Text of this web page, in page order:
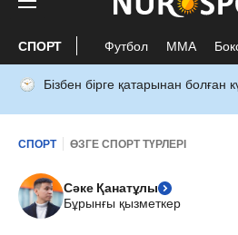
СПОРТ Футбол ММА
Бізбен бірге қатарынан болған
СПОРТ ӨЗГЕ СПОРТ ТҮРЛЕРІ
Сәке Қанатұлы
Бұрынғы қызметкер